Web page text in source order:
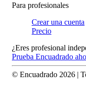
Para profesionales
Crear una cuenta
Precio
¿Eres profesional
Prueba Encuadrado
© Encuadrado 2026 |